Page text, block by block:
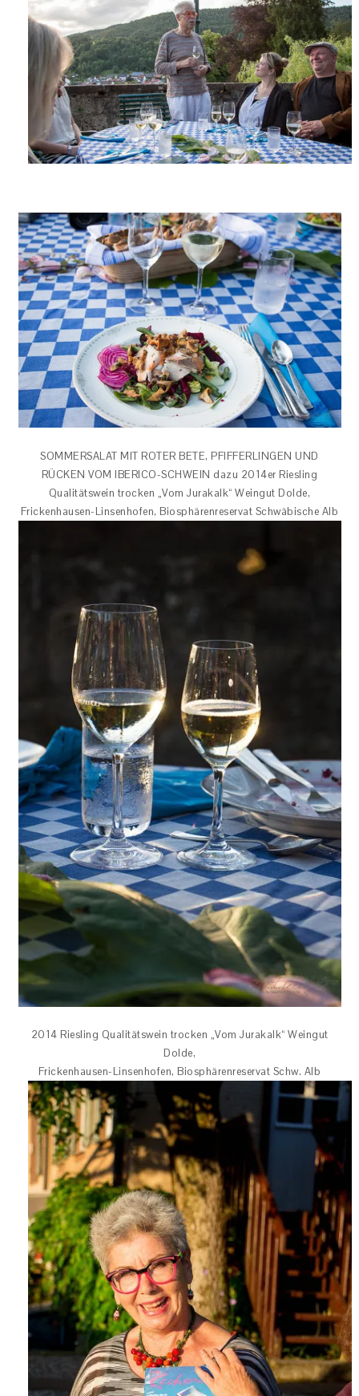
SOMMERSALAT MIT ROTER BETE, PFIFFERLINGEN UND
RÜCKEN VOM IBERICO-SCHWEIN dazu 2014er Riesling
Qualitätswein trocken „Vom Jurakalk“ Weingut Dolde,
Frickenhausen-Linsenhofen, Biosphärenreservat Schwäbische Alb
2014 Riesling Qualitätswein trocken „Vom Jurakalk“ Weingut
Dolde,
Frickenhausen-Linsenhofen, Biosphärenreservat Schw. Alb